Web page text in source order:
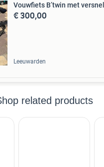
Vouwfiets B’twin met
€ 300,00
Leeuwarden